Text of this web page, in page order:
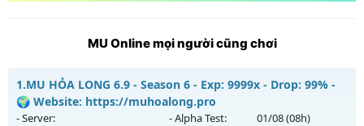
MU Online mọi người cũng chơi
1.MU HỎA LONG 6.9 - Season 6 - Exp: 9999x - Drop: 99% -
🌍 Website: https://muhoalong.pro
- Server: - Alpha Test: 01/08(08h)